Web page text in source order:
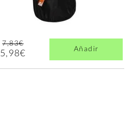
7,83€
5,98€ Añadir